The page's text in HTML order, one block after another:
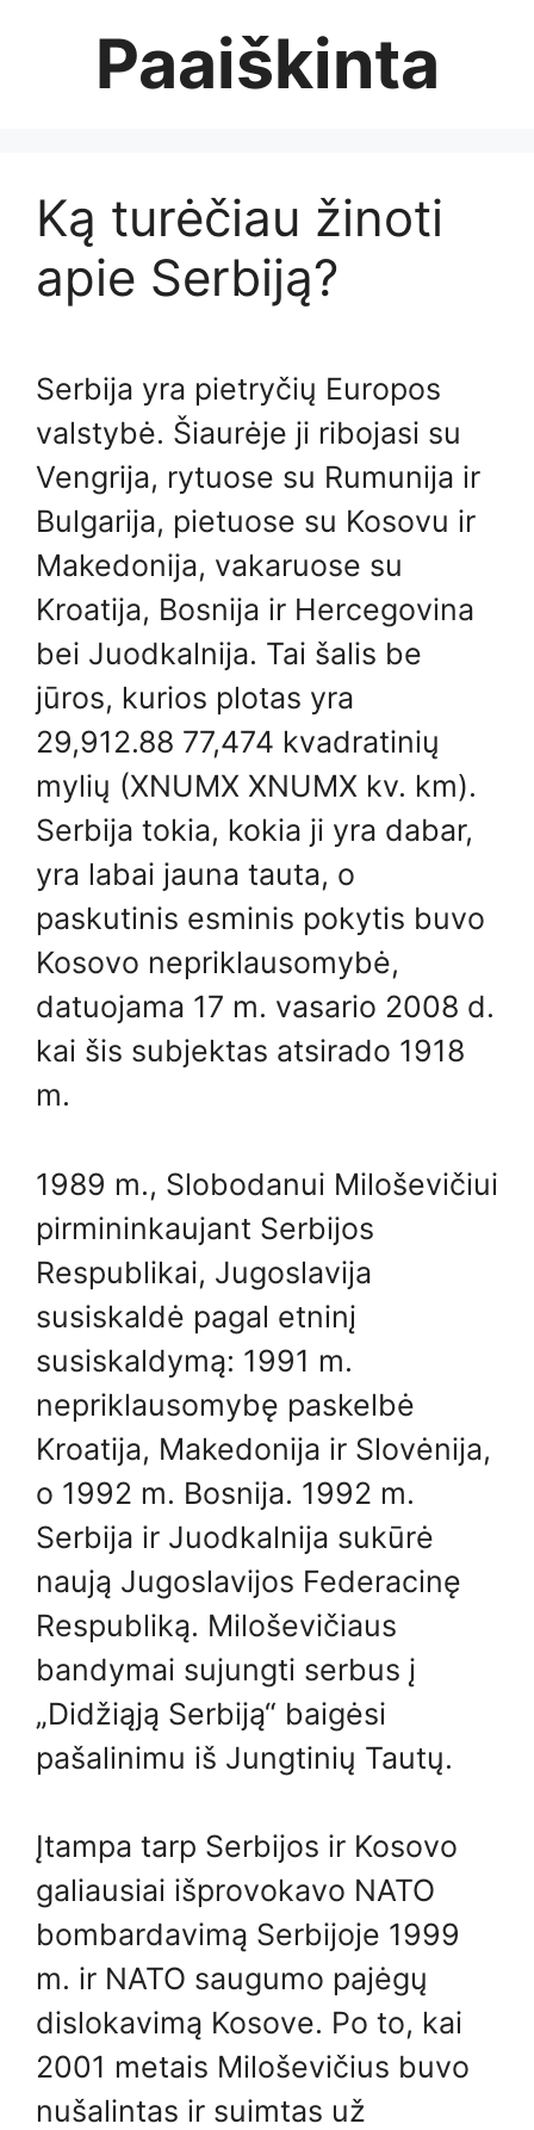
Paaiškinta
Ką turėčiau žinoti
apie Serbiją?
Serbija yra pietryčių Europos
valstybė. Šiaurėje ji ribojasi su
Vengrija, rytuose su Rumunija ir
Bulgarija, pietuose su Kosovu ir
Makedonija, vakaruose su
Kroatija, Bosnija ir Hercegovina
bei Juodkalnija. Tai šalis be
jūros, kurios plotas yra
29,912.88 77,474 kvadratinių
mylių (XNUMX XNUMX kv. km).
Serbija tokia, kokia ji yra dabar,
yra labai jauna tauta, o
paskutinis esminis pokytis buvo
Kosovo nepriklausomybė,
datuojama 17 m. vasario 2008 d.
kai šis subjektas atsirado 1918
m.
1989 m., Slobodanui Miloševičiui
pirmininkaujant Serbijos
Respublikai, Jugoslavija
susiskaldė pagal etninį
susiskaldymą: 1991 m.
nepriklausomybę paskelbė
Kroatija, Makedonija ir Slovėnija,
o 1992 m. Bosnija. 1992 m.
Serbija ir Juodkalnija sukūrė
naują Jugoslavijos Federacinę
Respubliką. Miloševičiaus
bandymai sujungti serbus į
„Didžiąją Serbiją“ baigėsi
pašalinimu iš Jungtinių Tautų.
Įtampa tarp Serbijos ir Kosovo
galiausiai išprovokavo NATO
bombardavimą Serbijoje 1999
m. ir NATO saugumo pajėgų
dislokavimą Kosove. Po to, kai
2001 metais Miloševičius buvo
nušalintas ir suimtas už